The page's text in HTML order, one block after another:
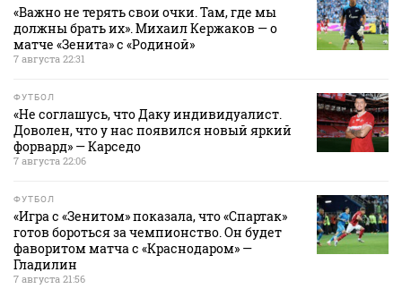
«Важно не терять свои очки. Там, где мы
должны брать их». Михаил Кержаков — о
матче «Зенита» с «Родиной»
7 августа 22:31
ФУТБОЛ
«Не соглашусь, что Даку индивидуалист.
Доволен, что у нас появился новый яркий
форвард» — Карседо
7 августа 22:06
ФУТБОЛ
«Игра с «Зенитом» показала, что «Спартак»
готов бороться за чемпионство. Он будет
фаворитом матча с «Краснодаром» —
Гладилин
7 августа 21:56